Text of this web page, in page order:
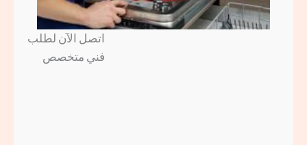
اتصل الآن لطلب
فني متخصص